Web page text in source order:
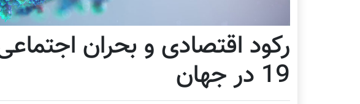
رکود اقتصادی و بحران
19 در جهان